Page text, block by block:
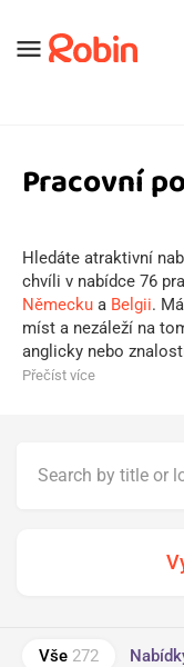
menu
Pracovní
Hledáte atraktivní
chvíli v nabídce 76
Německu a Belgii.
míst a nezáleží na
anglicky nebo
Přečíst více
Vše 272